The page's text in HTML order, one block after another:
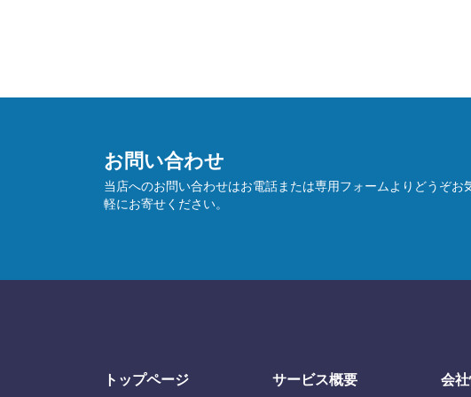
お問い合わせ
当店へのお問い合わせはお電話または専用フォームよりどうぞお
軽にお寄せください。
トップページ サービス概要 会